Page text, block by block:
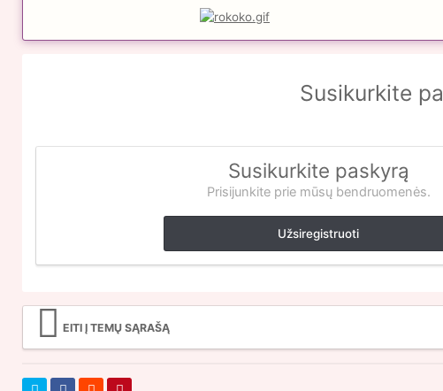
Susikurkite
Susikurkite paskyrą
Prisijunkite prie mūsų bendruomenės.
Užsiregistruoti
EITI Į TEMŲ SĄRAŠĄ